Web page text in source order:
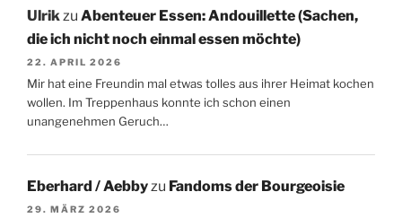
Ulrik zu Abenteuer Essen: Andouillette (Sachen,
die ich nicht noch einmal essen möchte)
22. APRIL 2026
Mir hat eine Freundin mal etwas tolles aus ihrer Heimat kochen
wollen. Im Treppenhaus konnte ich schon einen
unangenehmen Geruch…
Eberhard / Aebbyzu Fandoms der Bourgeoisie
29. MÄRZ 2026